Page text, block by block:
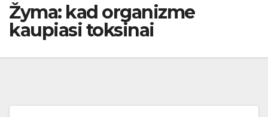
Žyma: kad organizme
kaupiasi toksinai